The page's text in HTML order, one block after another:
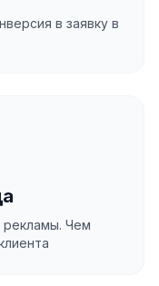
в заявку в
рекламы. Чем